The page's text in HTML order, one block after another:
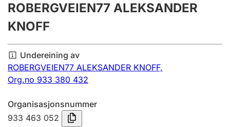
Årsrekneskap
Innsending og forseinkingsgebyr
Tinglysing
Jeger
ROBERGVEIEN77 ALEKSANDER
KNOFF
Undereining av
ROBERGVEIEN77 ALEKSANDER KNOFF,
Org.no 933 380 432
Organisasjonsnummer
933 463 052